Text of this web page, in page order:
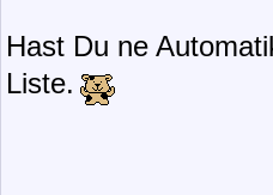
Hast Du ne
Liste.